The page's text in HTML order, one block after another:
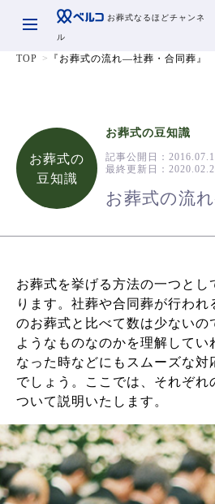
お葬式なるほどチャンネ
ル
TOP 『お葬式の流れ―社葬・合同葬』
お葬式の
豆知識
お葬式の豆知識
記事公開日：
最終更新日：
お葬式の流
お葬式を挙げる方法の一つとし
ります。社葬や合同葬が行わ
のお葬式と比べて数は少ないの
ようなものなのかを理解してい
なった時などにもスムーズな対
でしょう。ここでは、それぞれ
ついて説明いたします。